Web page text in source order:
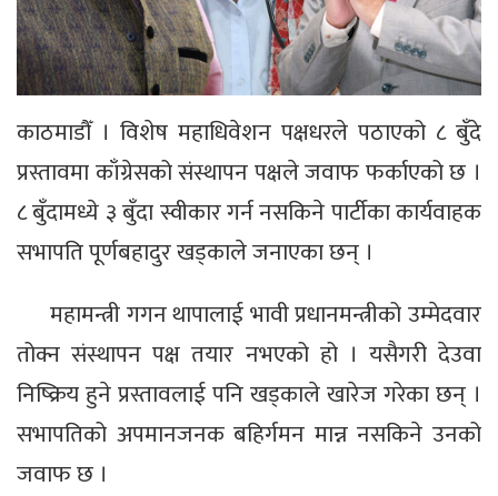
काठमाडौँ । विशेष महाधिवेशन पक्षधरले पठाएको ८ बुँदे
प्रस्तावमा काँग्रेसको संस्थापन पक्षले जवाफ फर्काएको छ ।
८ बुँदामध्ये ३ बुँदा स्वीकार गर्न नसकिने पार्टीका कार्यवाहक
सभापति पूर्णबहादुर खड्काले जनाएका छन् ।
महामन्त्री गगन थापालाई भावी प्रधानमन्त्रीको उम्मेदवार
तोक्न संस्थापन पक्ष तयार नभएको हो । यसैगरी देउवा
निष्क्रिय हुने प्रस्तावलाई पनि खड्काले खारेज गरेका छन् ।
सभापतिको अपमानजनक बहिर्गमन मान्न नसकिने उनको
जवाफ छ ।